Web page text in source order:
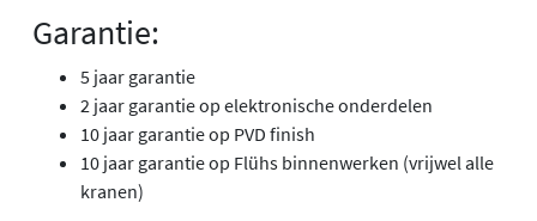
Garantie:
5 jaar garantie
2 jaar garantie op elektronische onderdelen
10 jaar garantie op PVD finish
10 jaar garantie op Flühs binnenwerken (vrijwel alle
kranen)